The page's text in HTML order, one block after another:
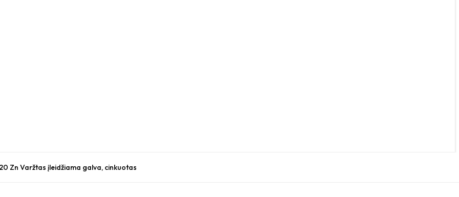
Zn Varžtas įleidžiama galva, cinkuotas